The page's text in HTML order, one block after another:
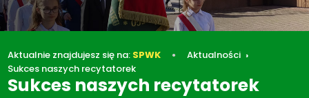
Aktualnie znajdujesz się na: SPWK
Aktualności
Sukces naszych recytatorek
Sukces naszych recytatorek